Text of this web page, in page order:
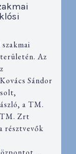
Az
Sándor
a TM.
TM. Zrt
résztvevők